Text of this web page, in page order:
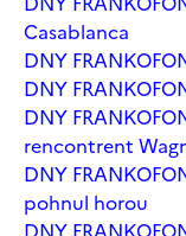
Casablanca
DNY
DNY
DNY
rencontrent
DNY
pohnul horou